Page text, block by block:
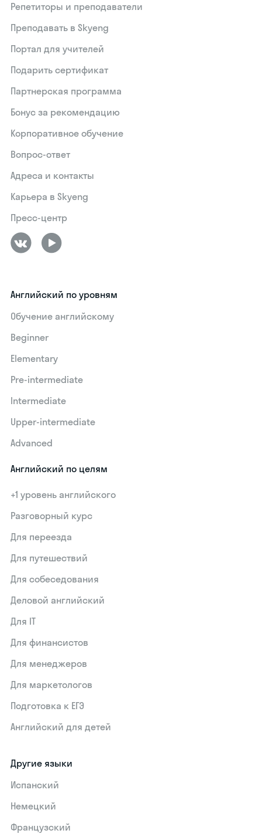
Репетиторы и преподаватели
Преподавать в Skyeng
Портал для учителей
Подарить сертификат
Партнерская программа
Бонус за рекомендацию
Корпоративное обучение
Вопрос-ответ
Адреса и контакты
Карьера в Skyeng
Пресс-центр
Английский по уровням
Обучение английскому
Beginner
Elementary
Pre-intermediate
Intermediate
Upper-intermediate
Advanced
Английский по целям
+1 уровень английского
Разговорный курс
Для переезда
Для путешествий
Для собеседования
Деловой английский
Для IT
Для финансистов
Для менеджеров
Для маркетологов
Подготовка к ЕГЭ
Английский для детей
Другие языки
Испанский
Немецкий
Французский